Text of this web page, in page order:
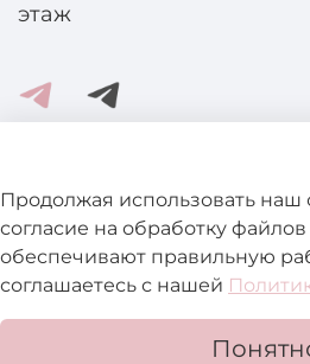
Помощь и информация
Подробнее о магазине
этаж
Продолжая использовать наш
согласие на обработку
обеспечивают правильную
соглашаетесь с нашей